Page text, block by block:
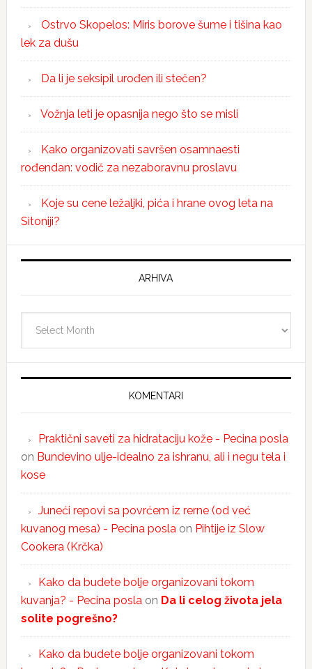
Ostrvo Skopelos: Miris borove šume i tišina kao
lek za dušu
Da li je seksipil urođen ili stečen?
Vožnja leti je opasnija nego što se misli
Kako organizovati savršen osamnaesti
rođendan: vodič za nezaboravnu proslavu
Koje su cene ležaljki, pića i hrane ovog leta na
Sitoniji?
ARHIVA
KOMENTARI
Praktični saveti za hidrataciju kože - Pecina posla
on Bundevino ulje-idealno za ishranu, ali i negu tela i
kose
Juneći repovi sa povrćem iz rerne (od već
kuvanog mesa) - Pecina poslaon Pihtije iz Slow
Cookera (Krčka)
Kako da budete bolje organizovani tokom
kuvanja? - Pecina poslaon Da li celog života jela
solite pogrešno?
Kako da budete bolje organizovani tokom